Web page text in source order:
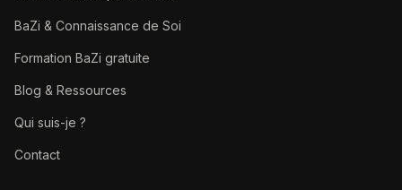
BaZi & Connaissance de Soi
Formation BaZi gratuite
Blog & Ressources
Qui suis-je ?
Contact